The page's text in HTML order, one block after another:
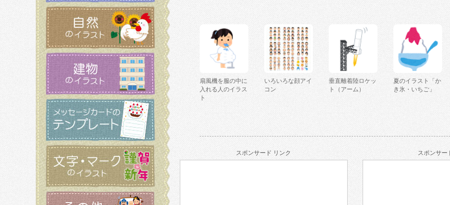
扇風機を服の中に
入れる人のイラス
ト
いろいろな顔アイ
コン
垂直離着陸ロケッ
ト（アーム）
夏のイラスト「か
き氷・いちご」
スポンサード リンク スポンサー